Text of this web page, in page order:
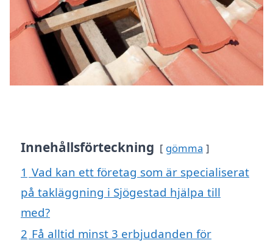
Innehållsförteckning gömma
1 Vad kan ett företag som är specialiserat
på takläggning i Sjögestad hjälpa till
med?
2 Få alltid minst 3 erbjudanden för